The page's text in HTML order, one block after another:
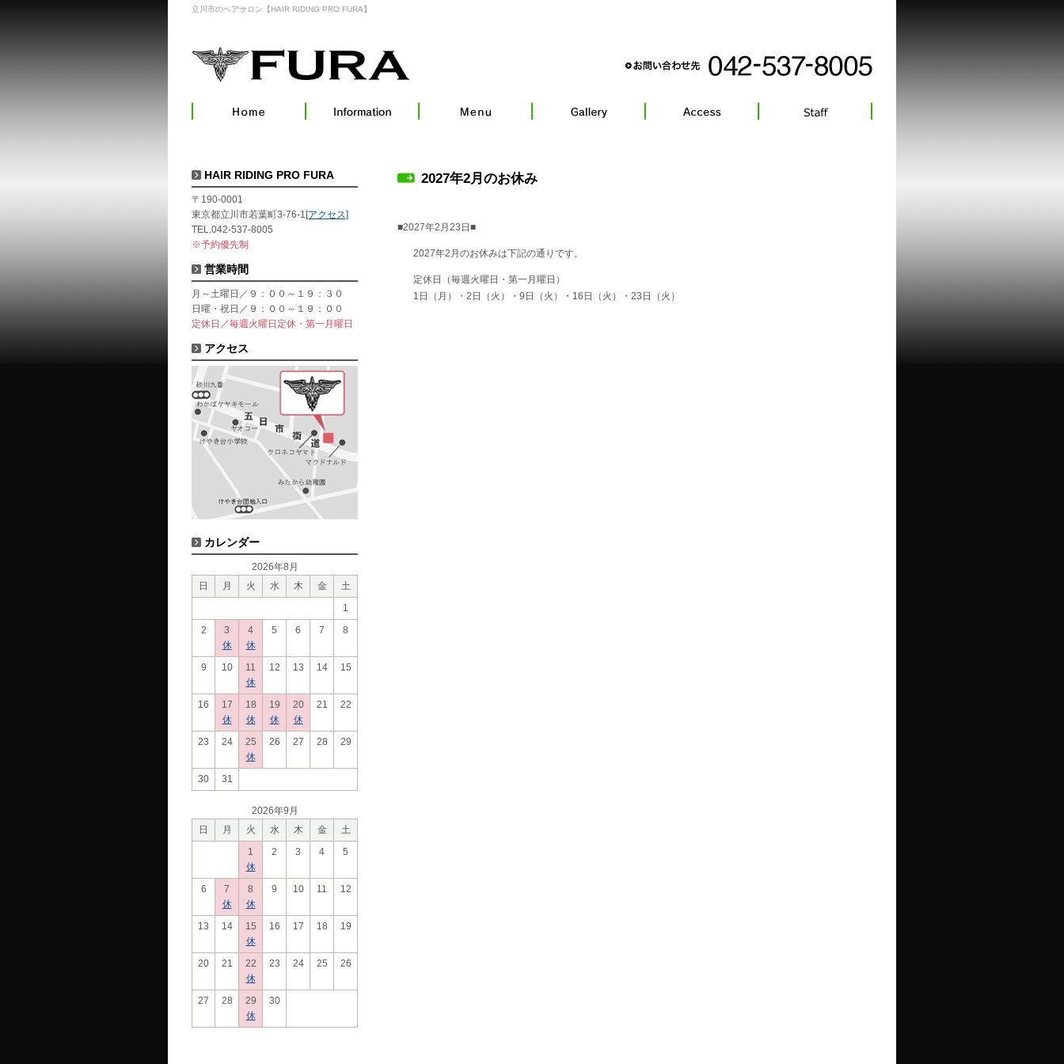
立川市のヘアサロン【HAIR RIDING PRO FURA】
2027年2月のお休み
■2027年2月23日■
2027年2月のお休みは下記の通りです。
定休日（毎週火曜日・第一月曜日）
1日（月）・2日（火）・9日（火）・16日（火）・23日（火）
HAIR RIDING PRO FURA
〒190-0001
東京都立川市若葉町3-76-1 [アクセス]
TEL.042-537-8005
※予約優先制
営業時間
月～土曜日／９：００～１９：３０
日曜・祝日／９：００～１９：００
定休日／毎週火曜日定休・第一月曜日
アクセス
カレンダー
2026年8月
日
月 火 水 木 金
土
1
2
3
休
4
休
5 6 7 8
9 10
11
休
12 13 14 15
16
17
休
18
休
19
休
20
休
21 22
23 24
25
休
26 27 28 29
30 31
2026年9月
日
月 火 水 木 金
土
1
休
2 3 4 5
6
7
休
8
休
9 10 11 12
13 14
15
休
16 17 18 19
20 21
22
休
23 24 25 26
27 28
29
休
30